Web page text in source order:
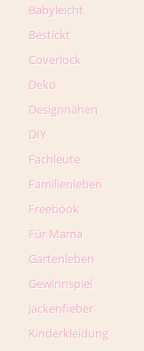
Babyleicht
Bestickt
Coverlock
Deko
Designnähen
DIY
Fachleute
Familienleben
Freebook
Für Mama
Gartenleben
Gewinnspiel
Jackenfieber
Kinderkleidung